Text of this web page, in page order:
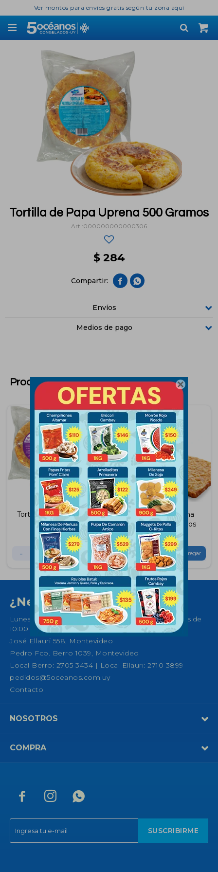

Ver montos para envíos gratis según tu zona aquí

Tortilla de Papa Uprena 500 Gramos
000000000000306
$ 284
 
Envíos
Medios de pago
Productos que te pueden interesar
Tortilla con Cebolla 500
Gramos
$ 284
- +
Tortilla a la Plancha
Uprena 750 Gramos
$ 345
- +
  
SUSCRIBIRME
¿Necesitas ayuda?
Lunes a Sábados de 08:30 a 21:00 horas y Domingos de
10:00 a 14:00
José Ellauri 558, Montevideo
Pedro Fco. Berro 1039, Montevideo
Local Berro: 2705 3434 | Local Ellauri: 2710 3899
pedidos@5oceanos.com.uy
Contacto
NOSOTROS
COMPRA